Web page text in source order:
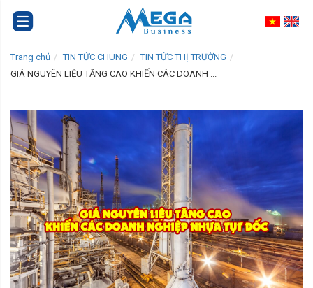
Trang chủ TIN TỨC CHUNG
TIN TỨC THỊ TRƯỜNG
GIÁ NGUYÊN LIỆU TĂNG CAO KHIẾN CÁC DOANH ...